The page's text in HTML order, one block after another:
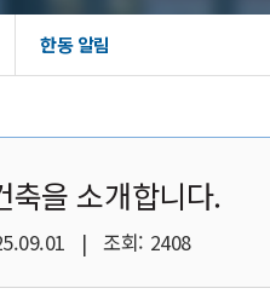
한동 알림
축을 소개합니다.
| 조회: 2408